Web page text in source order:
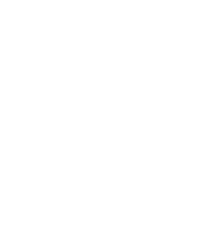
za 2025. i